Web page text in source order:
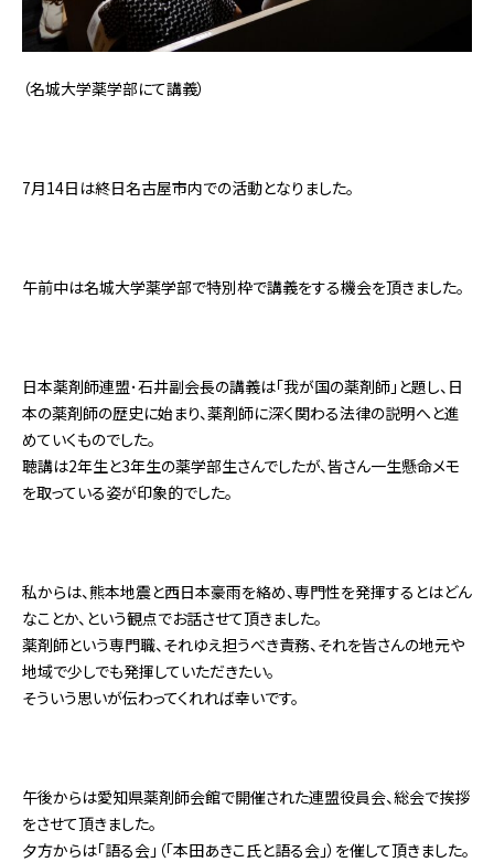
（名城大学薬学部にて講義）
7月14日は終日名古屋市内での活動となりました。
午前中は名城大学薬学部で特別枠で講義をする機会を頂きました。
日本薬剤師連盟･石井副会長の講義は「我が国の薬剤師」と題し、日
本の薬剤師の歴史に始まり、薬剤師に深く関わる法律の説明へと進
めていくものでした。
聴講は2年生と3年生の薬学部生さんでしたが、皆さん一生懸命メモ
を取っている姿が印象的でした。
私からは、熊本地震と西日本豪雨を絡め、専門性を発揮するとはどん
なことか、という観点でお話させて頂きました。
薬剤師という専門職、それゆえ担うべき責務、それを皆さんの地元や
地域で少しでも発揮していただきたい。
そういう思いが伝わってくれれば幸いです。
午後からは愛知県薬剤師会館で開催された連盟役員会、総会で挨拶
をさせて頂きました。
夕方からは「語る会」（「本田あきこ氏と語る会」）を催して頂きました。